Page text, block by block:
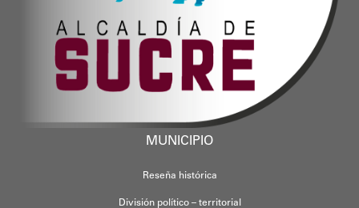
MUNICIPIO
Reseña histórica
División político – territorial